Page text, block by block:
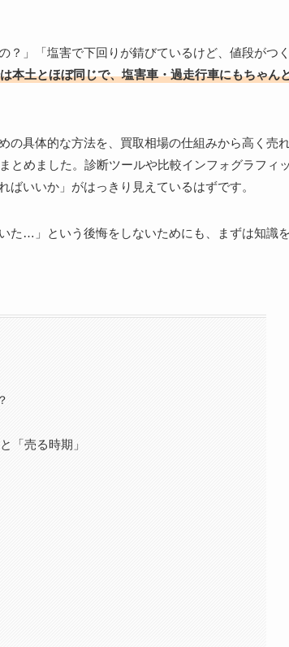
？」「塩害で下回りが錆びているけど、値段がつ
本土とほぼ同じで、塩害車・過走行車にもちゃん
の具体的な方法を、買取相場の仕組みから高く売
とめました。診断ツールや比較インフォグラフィ
いいか」がはっきり見えているはずです。
た…」という後悔をしないためにも、まずは知識
「売る時期」